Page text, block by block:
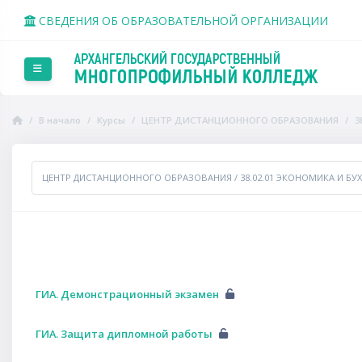
СВЕДЕНИЯ ОБ ОБРАЗОВАТЕЛЬНОЙ ОРГАНИЗАЦИИ
Боковая панель
В начало Курсы ЦЕНТР ДИСТАНЦИОННОГО ОБРАЗОВАНИЯ
курсов
ГИА. Демонстрационный экзамен
ГИА. Защита дипломной работы